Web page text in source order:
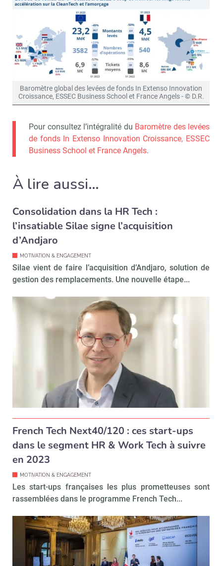
Baromètre global des levées de fonds In Extenso Innovation
Croissance, ESSEC Business School et France Angels - © D.R.
Pour consultez l’intégralité du Baromètre des levées
de fonds In Extenso Innovation Croissance, ESSEC
Business School et France Angels.
À lire aussi…
Consolidation dans la HR Tech :
l’insatiable Silae signe l’acquisition
d’Andjaro
MOTIVATION & ENGAGEMENT
Silae vient de faire l’acquisition d’Andjaro, solution de
gestion des remplacements. Une nouvelle étape...
French Tech Next40/120 : ces start-ups
dans le segment HR & Work Tech à suivre
en 2023
MOTIVATION & ENGAGEMENT
Les start-ups françaises les plus prometteuses sont
rassemblées dans le programme French Tech...